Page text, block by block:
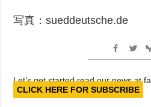
写真：sueddeutsche.de
Let’s get started read our news at
CLICK HERE FOR SUBSCRIBE